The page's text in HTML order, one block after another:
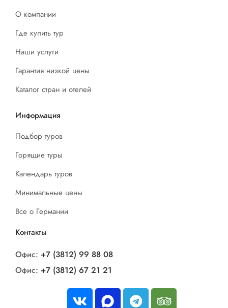
О компании
Где купить тур
Наши услуги
Гарантия низкой цены
Каталог стран и отелей
Информация
Подбор туров
Горящие туры
Календарь туров
Минимальные цены
Все о Германии
Контакты
Офис: +7 (3812) 99 88 08
Офис: +7 (3812) 67 21 21